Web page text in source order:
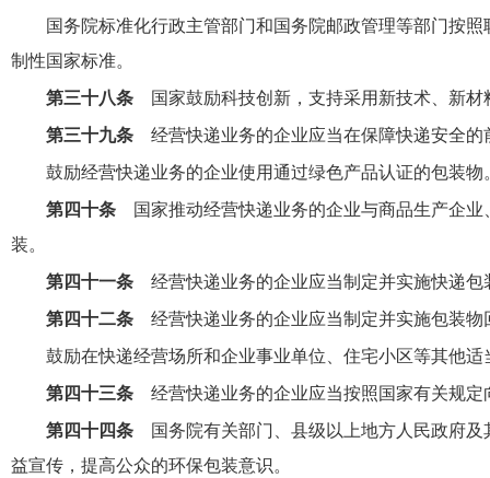
国务院标准化行政主管部门和国务院邮政管理等部门按
制性国家标准。
第三十八条国家鼓励科技创新，支持采用新技术、新材
第三十九条经营快递业务的企业应当在保障快递安全的
鼓励经营快递业务的企业使用通过绿色产品认证的包装物
第四十条国家推动经营快递业务的企业与商品生产企业
装。
第四十一条经营快递业务的企业应当制定并实施快递包
第四十二条经营快递业务的企业应当制定并实施包装物
鼓励在快递经营场所和企业事业单位、住宅小区等其他
第四十三条经营快递业务的企业应当按照国家有关规定
第四十四条国务院有关部门、县级以上地方人民政府及
益宣传，提高公众的环保包装意识。